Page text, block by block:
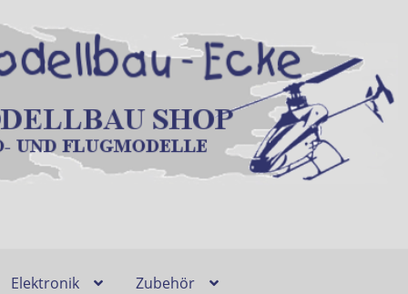
Elektronik Zubehör